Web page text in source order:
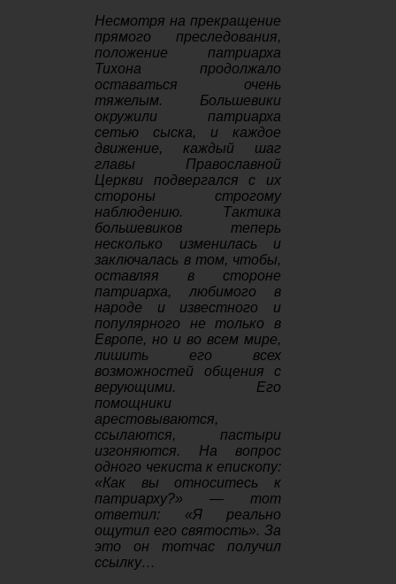
Несмотря на прекращение
прямого преследования,
положение патриарха
Тихона продолжало
оставаться очень
тяжелым. Большевики
окружили патриарха
сетью сыска, и каждое
движение, каждый шаг
главы Православной
Церкви подвергался с их
стороны строгому
наблюдению. Тактика
большевиков теперь
несколько изменилась и
заключалась в том, чтобы,
оставляя в стороне
патриарха, любимого в
народе и известного и
популярного не только в
Европе, но и во всем мире,
лишить его всех
возможностей общения с
верующими. Его
помощники
арестовываются,
ссылаются, пастыри
изгоняются. На вопрос
одного чекиста к епископу:
«Как вы относитесь к
патриарху?» — тот
ответил: «Я реально
ощутил его святость». За
это он тотчас получил
ссылку…